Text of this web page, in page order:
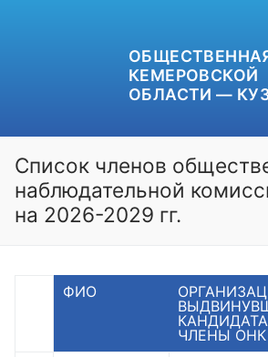
КЕМЕРОВСКОЙ
ОБЛАСТИ —
ОБРАТНАЯ СВЯЗЬ
Список членов
наблюдательной
на 2026-2029 гг.
ФИО
ЧЛЕНЫ ОНК